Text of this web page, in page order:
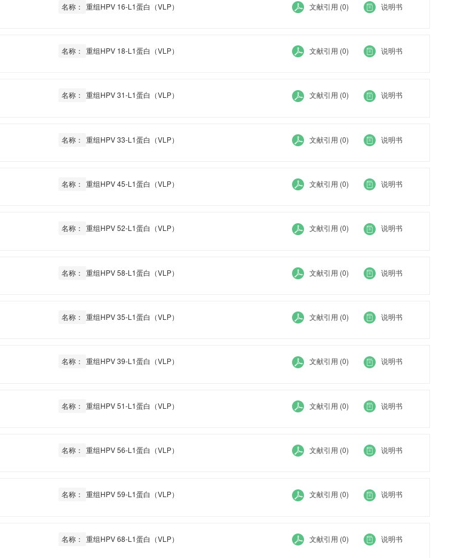
名称： 重组HPV 16-L1蛋白（VLP） 文献引用 (0) 说明书
名称： 重组HPV 18-L1蛋白（VLP） 文献引用 (0) 说明书
名称： 重组HPV 31-L1蛋白（VLP） 文献引用 (0) 说明书
名称： 重组HPV 33-L1蛋白（VLP） 文献引用 (0) 说明书
名称： 重组HPV 45-L1蛋白（VLP） 文献引用 (0) 说明书
名称： 重组HPV 52-L1蛋白（VLP） 文献引用 (0) 说明书
名称： 重组HPV 58-L1蛋白（VLP） 文献引用 (0) 说明书
名称： 重组HPV 35-L1蛋白（VLP） 文献引用 (0) 说明书
名称： 重组HPV 39-L1蛋白（VLP） 文献引用 (0) 说明书
名称： 重组HPV 51-L1蛋白（VLP） 文献引用 (0) 说明书
名称： 重组HPV 56-L1蛋白（VLP） 文献引用 (0) 说明书
名称： 重组HPV 59-L1蛋白（VLP） 文献引用 (0) 说明书
名称： 重组HPV 68-L1蛋白（VLP） 文献引用 (0) 说明书